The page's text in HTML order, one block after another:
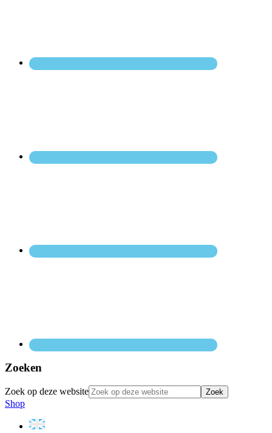
Zoeken
Zoek op deze website
Shop